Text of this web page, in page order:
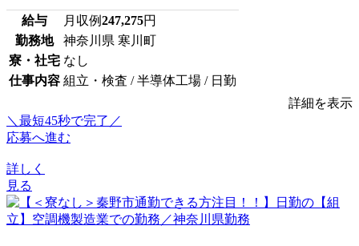
給与 月収例247,275円
勤務地
神奈川県 寒川町
寮・社宅 なし
仕事内容 組立・検査 / 半導体工場 / 日勤
詳細を表示
＼最短45秒で完了／
応募へ進む
詳しく
見る